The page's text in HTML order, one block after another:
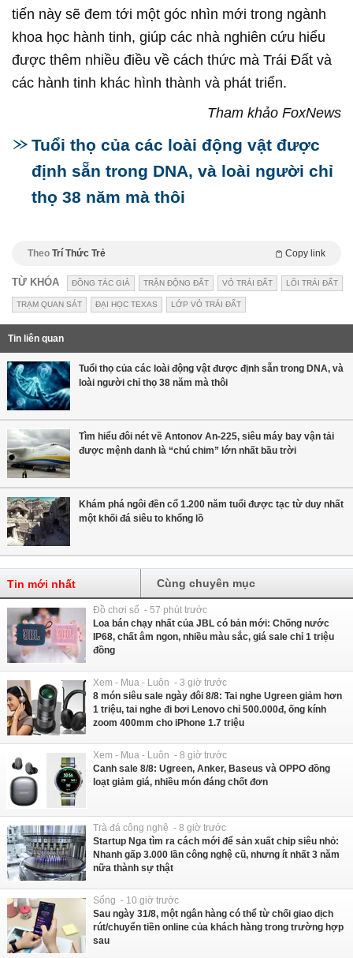
tiến này sẽ đem tới một góc nhìn mới trong ngành
khoa học hành tinh, giúp các nhà nghiên cứu hiểu
được thêm nhiều điều về cách thức mà Trái Đất và
các hành tinh khác hình thành và phát triển.
Tham khảo FoxNews
Tuổi thọ của các loài động vật được
định sẵn trong DNA, và loài người chỉ
thọ 38 năm mà thôi
Theo Trí Thức Trẻ Copy link
TỪ KHÓA ĐỒNG TÁC GIẢ TRẬN ĐỘNG ĐẤT VỎ TRÁI ĐẤT LÕI TRÁI ĐẤT
TRẠM QUAN SÁT ĐẠI HỌC TEXAS LỚP VỎ TRÁI ĐẤT
Tin liên quan
Tuổi thọ của các loài động vật được định sẵn trong DNA, và
loài người chỉ thọ 38 năm mà thôi
Tìm hiểu đôi nét về Antonov An-225, siêu máy bay vận tải
được mệnh danh là “chú chim” lớn nhất bầu trời
Khám phá ngôi đền cổ 1.200 năm tuổi được tạc từ duy nhất
một khối đá siêu to khổng lồ
Tin mới nhất Cùng chuyên mục
Đồ chơi số - 57 phút trước
Loa bán chạy nhất của JBL có bản mới: Chống nước
IP68, chất âm ngon, nhiều màu sắc, giá sale chỉ 1 triệu
đồng
Xem - Mua - Luôn - 3 giờ trước
8 món siêu sale ngày đôi 8/8: Tai nghe Ugreen giảm hơn
1 triệu, tai nghe đi bơi Lenovo chỉ 500.000đ, ống kính
zoom 400mm cho iPhone 1.7 triệu
Xem - Mua - Luôn - 8 giờ trước
Canh sale 8/8: Ugreen, Anker, Baseus và OPPO đồng
loạt giảm giá, nhiều món đáng chốt đơn
Trà đá công nghệ - 8 giờ trước
Startup Nga tìm ra cách mới để sản xuất chip siêu nhỏ:
Nhanh gấp 3.000 lần công nghệ cũ, nhưng ít nhất 3 năm
nữa thành sự thật
Sống - 10 giờ trước
Sau ngày 31/8, một ngân hàng có thể từ chối giao dịch
rút/chuyển tiền online của khách hàng trong trường hợp
sau